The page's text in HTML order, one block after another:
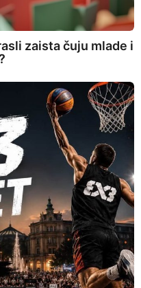
zaista čuju mlade i